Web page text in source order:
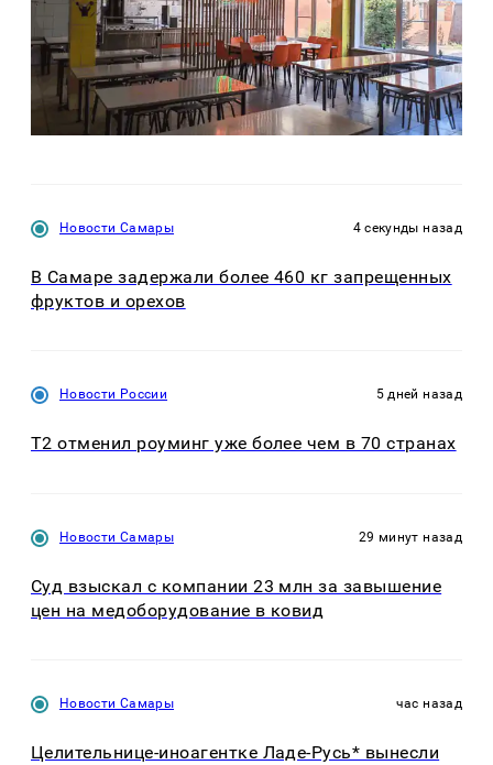
Новости Самары 4 секунды назад
В Самаре задержали более 460 кг запрещенных
фруктов и орехов
Новости России 5 дней назад
Т2 отменил роуминг уже более чем в 70 странах
Новости Самары 29 минут назад
Суд взыскал с компании 23 млн за завышение
цен на медоборудование в ковид
Новости Самары час назад
Целительнице-иноагентке Ладе-Русь* вынесли